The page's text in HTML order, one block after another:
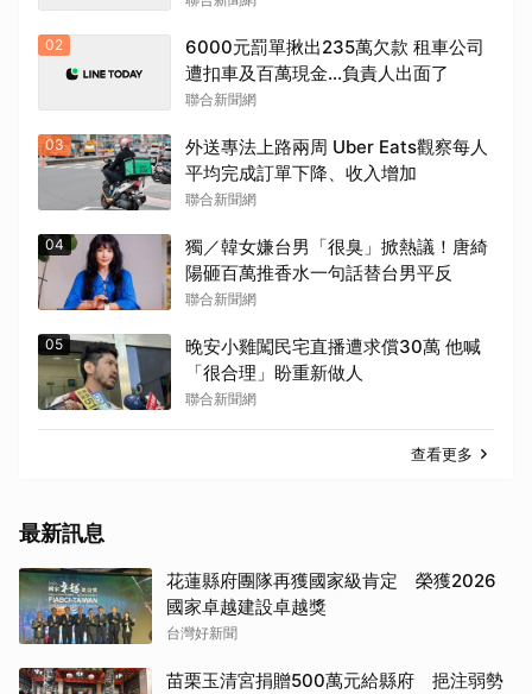
02
6000元罰單揪出235萬欠款 租車公司
遭扣車及百萬現金…負責人出面了
聯合新聞網
03
外送專法上路兩周 Uber Eats觀察每人
平均完成訂單下降、收入增加
聯合新聞網
04
獨／韓女嫌台男「很臭」掀熱議！唐綺
陽砸百萬推香水一句話替台男平反
聯合新聞網
05
晚安小雞闖民宅直播遭求償30萬 他喊
「很合理」盼重新做人
聯合新聞網
查看更多
最新訊息
花蓮縣府團隊再獲國家級肯定 榮獲2026
國家卓越建設卓越獎
台灣好新聞
苗栗玉清宮捐贈500萬元給縣府 挹注弱勢